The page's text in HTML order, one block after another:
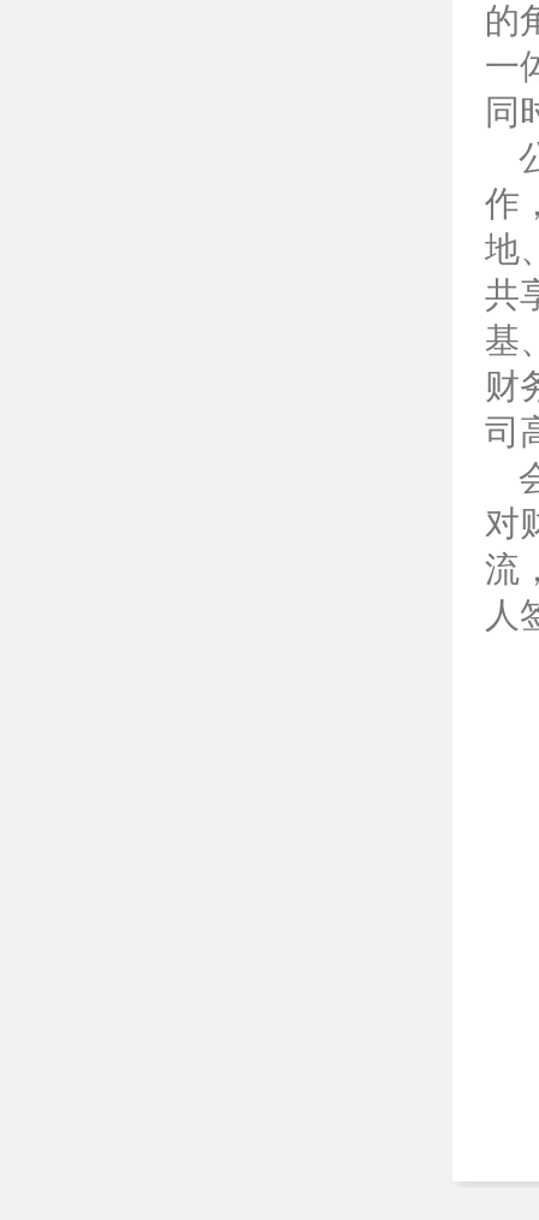
的
一
同
作
地
共
基
财
司
对
流
人